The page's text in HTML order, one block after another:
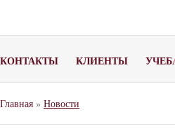
КОНТАКТЫ КЛИЕНТЫ
Главная » Новости